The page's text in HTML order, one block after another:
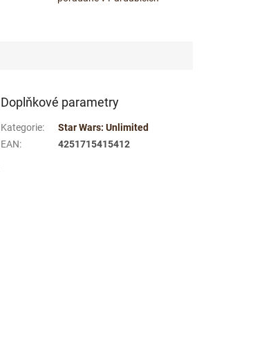
Doplňkové parametry
Kategorie:
Star Wars: Unlimited
EAN: 4251715415412